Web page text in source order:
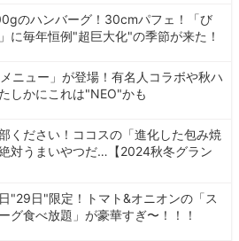
のハンバーグ！30cmパフェ！「び
に毎年恒例"超巨大化"の季節が来た！
ニュー」が登場！有名人コラボや秋ハ
しかにこれは"NEO"かも
ください！ココスの「進化した包み焼
対うまいやつだ…【2024秋冬グラン
"29日"限定！トマト&オニオンの「ス
グ食べ放題」が豪華すぎ〜！！！